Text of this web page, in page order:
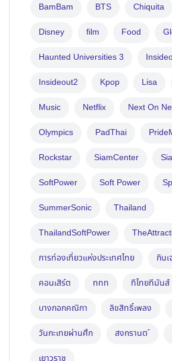
BamBam BTS Chiquita
Disney film Food
Haunted Universities 3
Insideout2 Kpop Lisa
Music Netflix Next On
Olympics PadThai
Rockstar SiamCenter
SoftPower Soft Power
SummerSonic Thailand
ThailandSoftPower
การท่องเที่ยวแห่งประเทศไทย กินเ
คอนเสิร์ต ททท ทีไทยทีมันส์
บางกอกคณิกา ลิขสิทธิ์เพลง
วันกะเทยผ่านศึก สงกรานต ์
เยาวราช